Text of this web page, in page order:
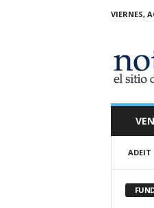
VIERNES,
a
O
l
ADEIT